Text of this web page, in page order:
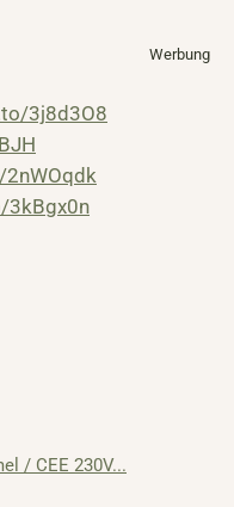
Werbung
3j8d3O8
3kBgx0n
/ CEE 230V...